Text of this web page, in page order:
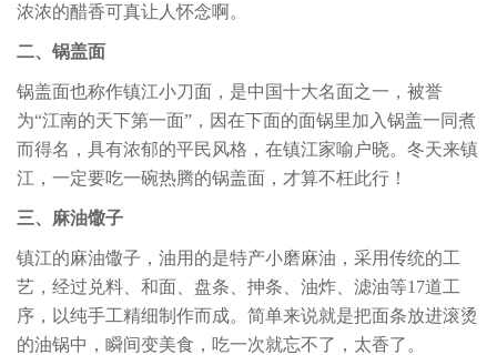
浓浓的醋香可真让人怀念啊。
二、锅盖面
锅盖面也称作镇江小刀面，是中国十大名面之一，被誉
为“江南的天下第一面”，因在下面的面锅里加入锅盖一同煮
而得名，具有浓郁的平民风格，在镇江家喻户晓。冬天来镇
江，一定要吃一碗热腾的锅盖面，才算不枉此行！
三、麻油馓子
镇江的麻油馓子，油用的是特产小磨麻油，采用传统的工
艺，经过兑料、和面、盘条、抻条、油炸、滤油等17道工
序，以纯手工精细制作而成。简单来说就是把面条放进滚烫
的油锅中，瞬间变美食，吃一次就忘不了，太香了。